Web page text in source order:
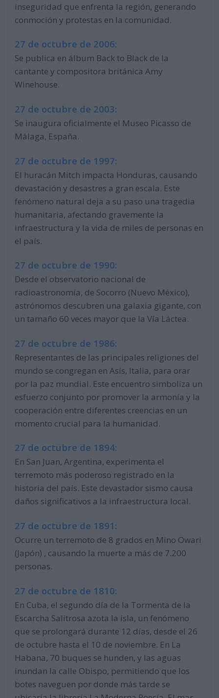
inseguridad que enfrenta la región, generando
conmoción y protestas en la comunidad.
27 de octubre de 2006:
Se publica en álbum Back to Black de la
cantante y compositora británica Amy
Winehouse.
27 de octubre de 2003:
Se inaugura oficialmente el Museo Picasso de
Málaga, España.
27 de octubre de 1997:
El huracán Mitch impacta Honduras, causando
devastación y desastres a gran escala. Este
fenómeno natural deja a su paso una tragedia
humanitaria, afectando gravemente la
infraestructura y la vida de miles de personas en
el país.
27 de octubre de 1990:
Desde el observatorio nacional de
radioastronomía, de Socorro (Nuevo México),
astrónomos descubren una galaxia gigante, con
un tamaño 60 veces mayor que la Vía Láctea.
27 de octubre de 1986:
Representantes de las principales religiones del
mundo se congregan en Asís, Italia, para orar
por la paz mundial. Este encuentro simboliza un
esfuerzo conjunto por promover la armonía y la
cooperación entre diferentes creencias en un
momento crucial para la humanidad.
27 de octubre de 1894:
En San Juan, Argentina, experimenta el
terremoto más poderoso registrado en la
historia del país. Este devastador sismo causa
daños significativos a la infraestructura local.
27 de octubre de 1891:
Ocurre un terremoto de 8 grados en Mino Owari
(Japón) , causando la muerte a más de 7.200
personas.
27 de octubre de 1810:
En Cuba, el segundo día de la Tormenta de la
Escarcha Salitrosa azota la isla, un fenómeno
que se prolongará durante 12 días, desde el 26
de octubre hasta el 10 de noviembre. En La
Habana, 70 buques se hunden, y las aguas
inundan la calle Obispo, permitiendo que los
botes naveguen por donde más tarde se